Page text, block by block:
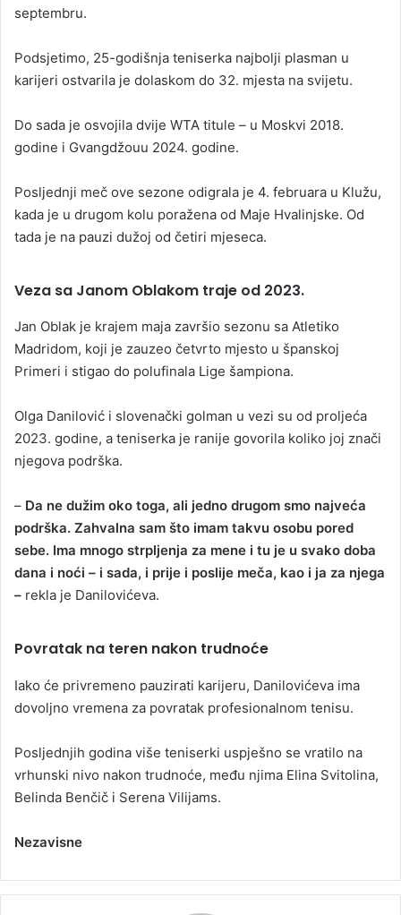
septembru.
Podsjetimo, 25-godišnja teniserka najbolji plasman u
karijeri ostvarila je dolaskom do 32. mjesta na svijetu.
Do sada je osvojila dvije WTA titule – u Moskvi 2018.
godine i Gvangdžouu 2024. godine.
Posljednji meč ove sezone odigrala je 4. februara u Klužu,
kada je u drugom kolu poražena od Maje Hvalinjske. Od
tada je na pauzi dužoj od četiri mjeseca.
Veza sa Janom Oblakom traje od 2023.
Jan Oblak je krajem maja završio sezonu sa Atletiko
Madridom, koji je zauzeo četvrto mjesto u španskoj
Primeri i stigao do polufinala Lige šampiona.
Olga Danilović i slovenački golman u vezi su od proljeća
2023. godine, a teniserka je ranije govorila koliko joj znači
njegova podrška.
– Da ne dužim oko toga, ali jedno drugom smo najveća
podrška. Zahvalna sam što imam takvu osobu pored
sebe. Ima mnogo strpljenja za mene i tu je u svako doba
dana i noći – i sada, i prije i poslije meča, kao i ja za njega
– rekla je Danilovićeva.
Povratak na teren nakon trudnoće
Iako će privremeno pauzirati karijeru, Danilovićeva ima
dovoljno vremena za povratak profesionalnom tenisu.
Posljednjih godina više teniserki uspješno se vratilo na
vrhunski nivo nakon trudnoće, među njima Elina Svitolina,
Belinda Benčič i Serena Vilijams.
Nezavisne